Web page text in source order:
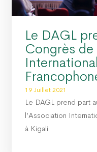
Le DAGL
Congrès de
19 Juillet 2021
Le DAGL prend part
l’Association
à Kigali